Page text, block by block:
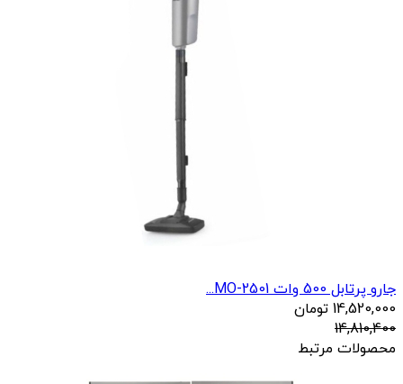
جارو پرتابل 500 وات MO-2501...
14,520,000 تومان
14,810,400
محصولات مرتبط